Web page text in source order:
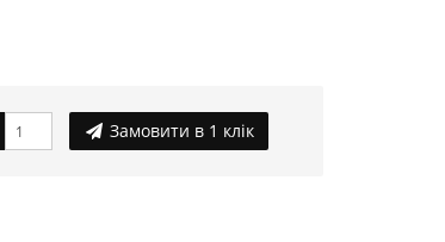
Замовити в 1 клік